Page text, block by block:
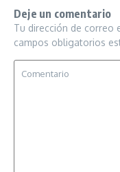
Deje un comentario
Tu dirección de correo
campos obligatorios